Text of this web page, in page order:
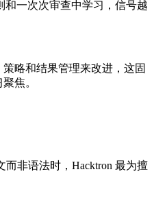
和一次次审查中学习，信号越
策略和结果管理来改进，这固
焦。
非语法时，Hacktron 最为擅